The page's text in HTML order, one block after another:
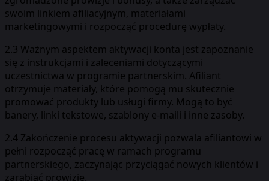
swoim linkiem afiliacyjnym, materiałami
marketingowymi i rozpocząć procedurę wypłaty.
2.3 Ważnym aspektem aktywacji konta jest zapoznanie
się z instrukcjami i zaleceniami dotyczącymi
uczestnictwa w programie partnerskim. Afiliant
otrzymuje materiały, które pomogą mu skutecznie
promować produkty lub usługi firmy. Mogą to być
banery, linki tekstowe, szablony e-maili i inne zasoby.
2.4 Zakończenie procesu aktywacji pozwala afiliantowi w
pełni rozpocząć pracę w ramach programu
partnerskiego, zaczynając przyciągać nowych klientów i
zarabiać prowizje.